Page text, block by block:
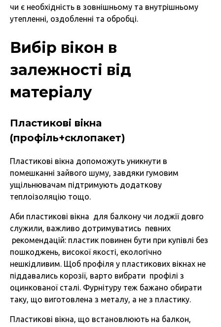
чи є необхідність в зовнішньому та внутрішньому
утепленні, оздобленні та обробці.
Вибір вікон в
залежності від
матеріалу
Пластикові вікна
(профіль+склопакет)
Пластикові вікна допоможуть уникнути в
помешканні зайвого шуму, завдяки гумовим
ущільнювачам підтримують додаткову
теплоізоляцію тощо.
Аби пластикові вікна для балкону чи лоджії довго
служили, важливо дотримуватись певних
рекомендацій: пластик повинен бути при купівлі без
пошкоджень, високої якості, екологічно
нешкідливим. Щоб профіля у пластикових вікнах не
піддавались корозії, варто вибрати профілі з
оцинкованої сталі. Фурнітуру теж бажано обирати
таку, що виготовлена з металу, а не з пластику.
Пластикові вікна, що встановлюють на балкон,